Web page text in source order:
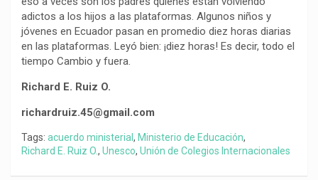
adictos a los hijos a las plataformas. Algunos niños y
jóvenes en Ecuador pasan en promedio diez horas diarias
en las plataformas. Leyó bien: ¡diez horas! Es decir, todo el
tiempo Cambio y fuera.
Richard E. Ruiz O.
richardruiz.45@gmail.com
Tags: acuerdo ministerial , Ministerio de Educación,
Richard E. Ruiz O., Unesco, Unión de Colegios Internacionales